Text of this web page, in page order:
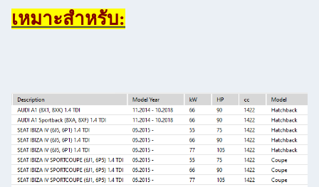
เหมาะสําหรับ: